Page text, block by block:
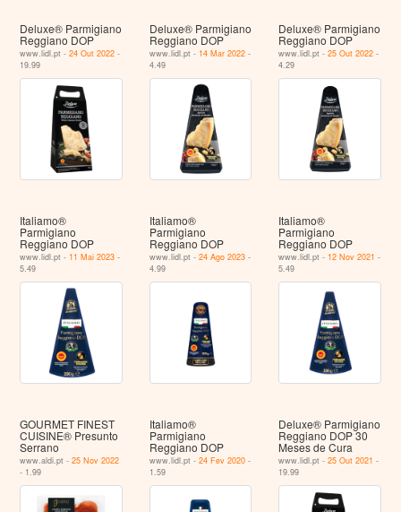
Deluxe® Parmigiano
Reggiano DOP
www.lidl.pt -24 Out 2022 -
19.99
Deluxe® Parmigiano
Reggiano DOP
www.lidl.pt - 14 Mar 2022-
4.49
Deluxe® Parmigiano
Reggiano DOP
www.lidl.pt -25 Out 2022 -
4.29
Italiamo®
Parmigiano
Reggiano DOP
www.lidl.pt - 11 Mai 2023 -
5.49
Italiamo®
Parmigiano
Reggiano DOP
www.lidl.pt - 24 Ago 2023-
4.99
Italiamo®
Parmigiano
Reggiano DOP
www.lidl.pt - 12 Nov 2021 -
5.49
GOURMET FINEST
CUISINE® Presunto
Serrano
www.aldi.pt -25 Nov 2022
- 1.99
Italiamo®
Parmigiano
Reggiano DOP
www.lidl.pt - 24 Fev 2020-
1.59
Deluxe® Parmigiano
Reggiano DOP 30
Meses de Cura
www.lidl.pt -25 Out 2021 -
19.99